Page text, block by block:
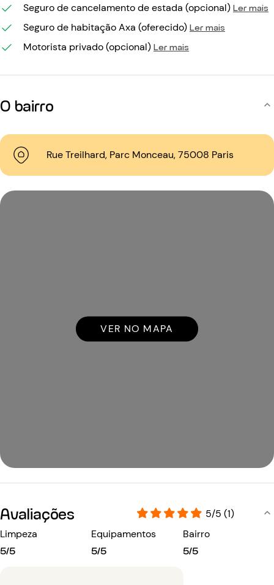
Seguro de cancelamento de estada (opcional) Ler mais
Seguro de habitação Axa (oferecido) Ler mais
Motorista privado (opcional) Ler mais
O bairro
Rue Treilhard, Parc Monceau, 75008 Paris
VER NO MAPA
Avaliações
5/5 (1)
Limpeza
5/5
Equipamentos
5/5
Bairro
5/5